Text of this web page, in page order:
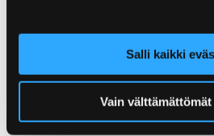
Salli kaikki
Vain
täydellisen rentouttavan tai
viettoon!